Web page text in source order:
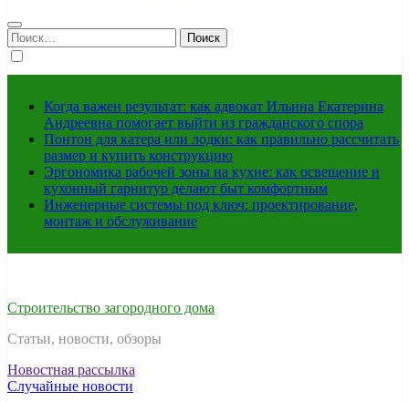
Найти:
Когда важен результат: как адвокат Ильина Екатерина
Андреевна помогает выйти из гражданского спора
Понтон для катера или лодки: как правильно рассчитать
размер и купить конструкцию
Эргономика рабочей зоны на кухне: как освещение и
кухонный гарнитур делают быт комфортным
Инженерные системы под ключ: проектирование,
монтаж и обслуживание
Строительство загородного дома
Статьи, новости, обзоры
Новостная рассылка
Случайные новости